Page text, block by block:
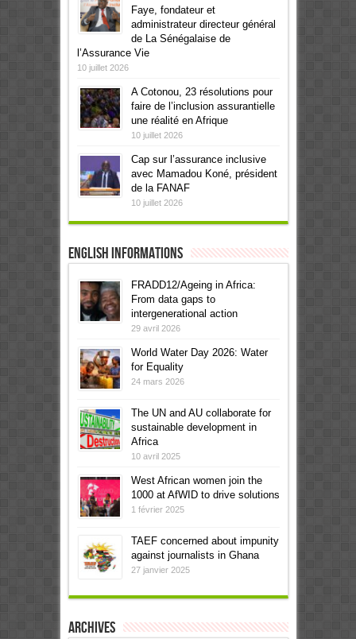
Faye, fondateur et
administrateur directeur général
de La Sénégalaise de
l’Assurance Vie
10 juillet 2026
A Cotonou, 23 résolutions pour
faire de l’inclusion assurantielle
une réalité en Afrique
10 juillet 2026
Cap sur l’assurance inclusive
avec Mamadou Koné, président
de la FANAF
10 juillet 2026
English informations
FRADD12/Ageing in Africa:
From data gaps to
intergenerational action
29 avril 2026
World Water Day 2026: Water
for Equality
24 mars 2026
The UN and AU collaborate for
sustainable development in
Africa
10 avril 2025
West African women join the
1000 at AfWID to drive solutions
1 février 2025
TAEF concerned about impunity
against journalists in Ghana
27 janvier 2025
Archives